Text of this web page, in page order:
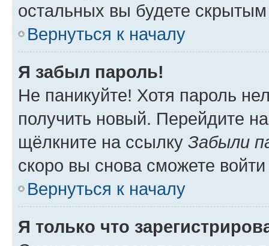
остальных вы будете
Вернуться к началу
Я забыл пароль!
Не паникуйте! Хотя пароль
получить новый. Перейдите
щёлкните на ссылку Забыли
скоро вы снова сможете
Вернуться к началу
Я только что